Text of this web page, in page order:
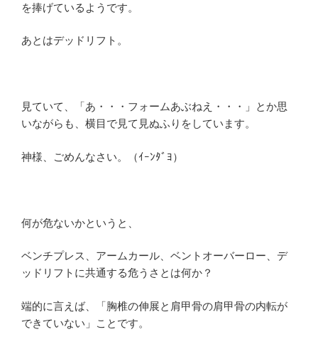
を捧げているようです。
あとはデッドリフト。
見ていて、「あ・・・フォームあぶねえ・・・」とか思
いながらも、横目で見て見ぬふりをしています。
神様、ごめんなさい。（ｲｰﾝﾀﾞﾖ）
何が危ないかというと、
ベンチプレス、アームカール、ベントオーバーロー、デ
ッドリフトに共通する危うさとは何か？
端的に言えば、「胸椎の伸展と肩甲骨の肩甲骨の内転が
できていない」ことです。